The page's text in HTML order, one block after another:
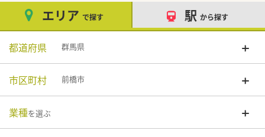
エリア で探す 駅 から探す
都道府県 群馬県
市区町村 前橋市
業種を選ぶ